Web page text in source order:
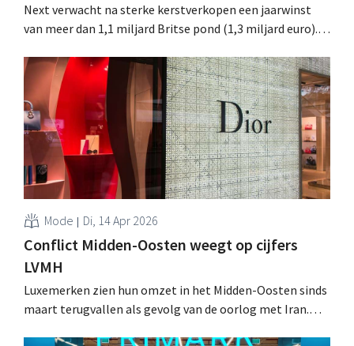
Next verwacht na sterke kerstverkopen een jaarwinst
van meer dan 1,1 miljard Britse pond (1,3 miljard euro).
momentum in 2026 door "aanhoudende druk op de
werkgelegenheid in het Verenigd Koninkrijk". .
Mode Di, 14 Apr 2026
Conflict Midden-Oosten weegt op cijfers
LVMH
Luxemerken zien hun omzet in het Midden-Oosten sinds
maart terugvallen als gevolg van de oorlog met Iran.